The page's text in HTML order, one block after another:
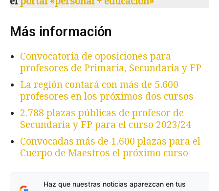
Más información
Convocatoria de oposiciones para
profesores de Primaria, Secundaria y FP
La región contará con más de 5.600
profesores en los próximos dos cursos
2.788 plazas públicas de profesor de
Secundaria y FP para el curso 2023/24
Convocadas más de 1.600 plazas para el
Cuerpo de Maestros el próximo curso
Haz que nuestras noticias aparezcan en tus